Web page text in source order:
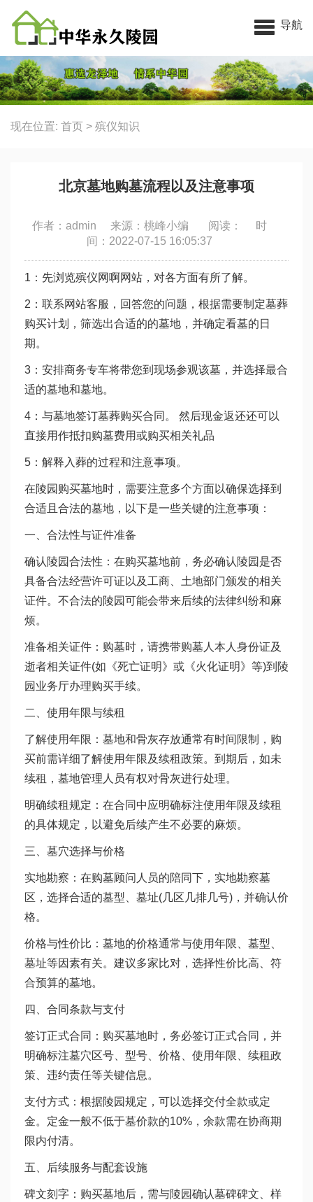
中华永久陵园
导航
现在位置: 首页 > 殡仪知识
北京墓地购墓流程以及注意事项
作者：admin 来源：桃峰小编 阅读：
时
间：2022-07-15 16:05:37
1：先浏览殡仪网啊网站，对各方面有所了解。
2：联系网站客服，回答您的问题，根据需要制定墓葬
购买计划，筛选出合适的的墓地，并确定看墓的日
期。
3：安排商务专车将带您到现场参观该墓，并选择最合
适的墓地和墓地。
4：与墓地签订墓葬购买合同。 然后现金返还还可以
直接用作抵扣购墓费用或购买相关礼品
5：解释入葬的过程和注意事项。
在陵园购买墓地时，需要注意多个方面以确保选择到
合适且合法的墓地，以下是一些关键的注意事项：
一、合法性与证件准备
确认陵园合法性：在购买墓地前，务必确认陵园是否
具备合法经营许可证以及工商、土地部门颁发的相关
证件。不合法的陵园可能会带来后续的法律纠纷和麻
烦。
准备相关证件：购墓时，请携带购墓人本人身份证及
逝者相关证件(如《死亡证明》或《火化证明》等)到陵
园业务厅办理购买手续。
二、使用年限与续租
了解使用年限：墓地和骨灰存放通常有时间限制，购
买前需详细了解使用年限及续租政策。到期后，如未
续租，墓地管理人员有权对骨灰进行处理。
明确续租规定：在合同中应明确标注使用年限及续租
的具体规定，以避免后续产生不必要的麻烦。
三、墓穴选择与价格
实地勘察：在购墓顾问人员的陪同下，实地勘察墓
区，选择合适的墓型、墓址(几区几排几号)，并确认价
格。
价格与性价比：墓地的价格通常与使用年限、墓型、
墓址等因素有关。建议多家比对，选择性价比高、符
合预算的墓地。
四、合同条款与支付
签订正式合同：购买墓地时，务必签订正式合同，并
明确标注墓穴区号、型号、价格、使用年限、续租政
策、违约责任等关键信息。
支付方式：根据陵园规定，可以选择交付全款或定
金。定金一般不低于墓价款的10%，余款需在协商期
限内付清。
五、后续服务与配套设施
碑文刻字：购买墓地后，需与陵园确认墓碑碑文、样